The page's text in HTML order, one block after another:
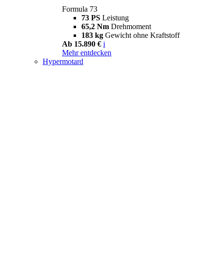
Formula 73
73 PS Leistung
65,2 Nm Drehmoment
183 kg Gewicht ohne Kraftstoff
Ab 15.890 € i
Mehr entdecken
Hypermotard